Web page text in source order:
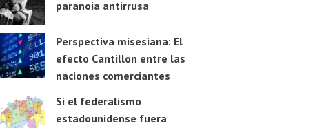
paranoia antirrusa
Perspectiva misesiana: El
efecto Cantillon entre las
naciones comerciantes
Si el federalismo
estadounidense fuera